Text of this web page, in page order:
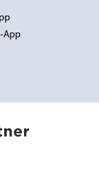
App